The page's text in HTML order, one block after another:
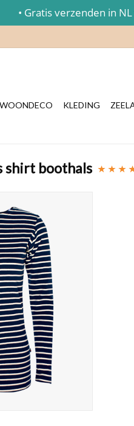
WOONDECO KLEDING
shirt boothals
• Gratis verzenden in NL